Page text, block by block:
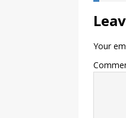
Your